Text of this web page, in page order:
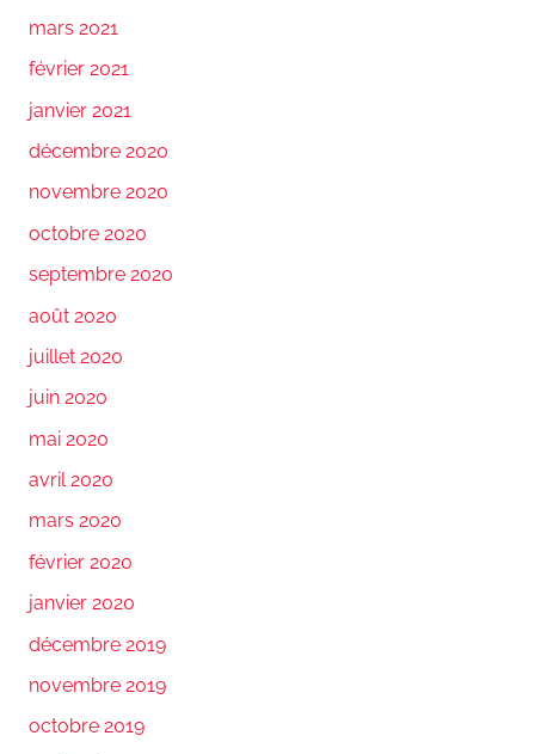
mars 2021
février 2021
janvier 2021
décembre 2020
novembre 2020
octobre 2020
septembre 2020
août 2020
juillet 2020
juin 2020
mai 2020
avril 2020
mars 2020
février 2020
janvier 2020
décembre 2019
novembre 2019
octobre 2019